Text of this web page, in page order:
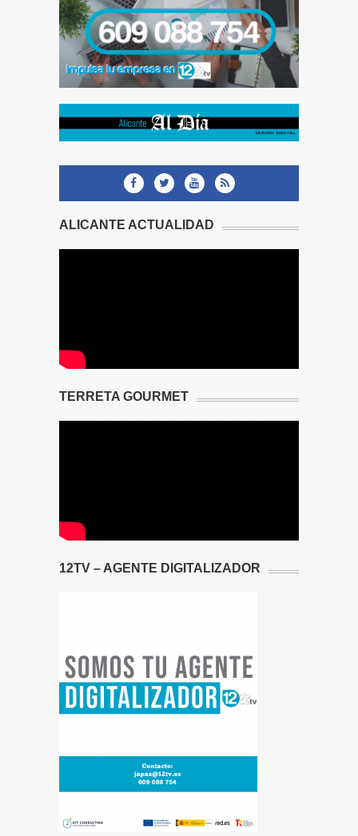
ALICANTE ACTUALIDAD
TERRETA GOURMET
12TV – AGENTE DIGITALIZADOR